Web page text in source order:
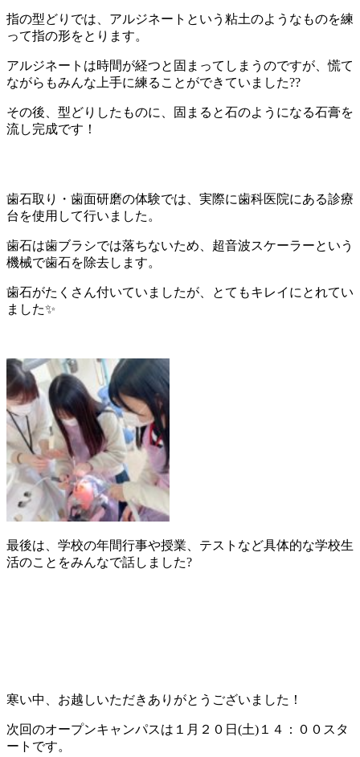
指の型どりでは、アルジネートという粘土のようなものを練
って指の形をとります。
アルジネートは時間が経つと固まってしまうのですが、慌て
ながらもみんな上手に練ることができていました??
その後、型どりしたものに、固まると石のようになる石膏を
流し完成です！
歯石取り・歯面研磨の体験では、実際に歯科医院にある診療
台を使用して行いました。
歯石は歯ブラシでは落ちないため、超音波スケーラーという
機械で歯石を除去します。
歯石がたくさん付いていましたが、とてもキレイにとれてい
ました✨
最後は、学校の年間行事や授業、テストなど具体的な学校生
活のことをみんなで話しました?
寒い中、お越しいただきありがとうございました！
次回のオープンキャンパスは１月２０日(土)１４：００スタ
ートです。